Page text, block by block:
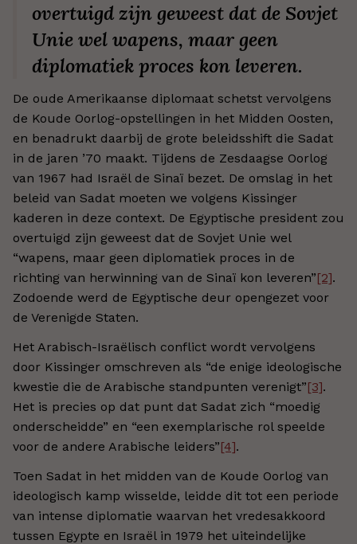
overtuigd zijn geweest dat de Sovjet
Unie wel wapens, maar geen
diplomatiek proces kon leveren.
De oude Amerikaanse diplomaat schetst vervolgens
de Koude Oorlog-opstellingen in het Midden Oosten,
en benadrukt daarbij de grote beleidsshift die Sadat
in de jaren ’70 maakt. Tijdens de Zesdaagse Oorlog
van 1967 had Israël de Sinaï bezet. De omslag in het
beleid van Sadat moeten we volgens Kissinger
kaderen in deze context. De Egyptische president zou
overtuigd zijn geweest dat de Sovjet Unie wel
“wapens, maar geen diplomatiek proces in de
richting van herwinning van de Sinaï kon leveren”[2].
Zodoende werd de Egyptische deur opengezet voor
de Verenigde Staten.
Het Arabisch-Israëlisch conflict wordt vervolgens
door Kissinger omschreven als “de enige ideologische
kwestie die de Arabische standpunten verenigt”[3].
Het is precies op dat punt dat Sadat zich “moedig
onderscheidde” en “een exemplarische rol speelde
voor de andere Arabische leiders”[4].
Toen Sadat in het midden van de Koude Oorlog van
ideologisch kamp wisselde, leidde dit tot een periode
van intense diplomatie waarvan het vredesakkoord
tussen Egypte en Israël in 1979 het uiteindelijke